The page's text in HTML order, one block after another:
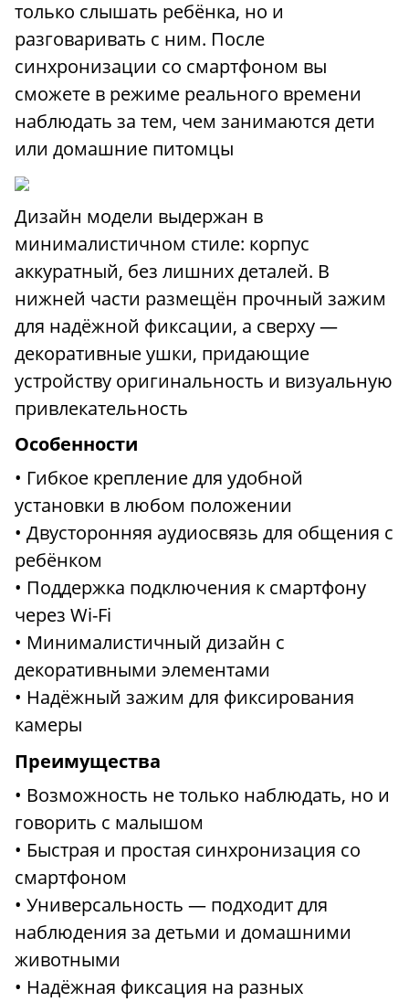
только слышать ребёнка, но и
разговаривать с ним. После
синхронизации со смартфоном вы
сможете в режиме реального времени
наблюдать за тем, чем занимаются дети
или домашние питомцы
Дизайн модели выдержан в
минималистичном стиле: корпус
аккуратный, без лишних деталей. В
нижней части размещён прочный зажим
для надёжной фиксации, а сверху —
декоративные ушки, придающие
устройству оригинальность и визуальную
привлекательность
Особенности
• Гибкое крепление для удобной
установки в любом положении
• Двусторонняя аудиосвязь для общения с
ребёнком
• Поддержка подключения к смартфону
через Wi-Fi
• Минималистичный дизайн с
декоративными элементами
• Надёжный зажим для фиксирования
камеры
Преимущества
• Возможность не только наблюдать, но и
говорить с малышом
• Быстрая и простая синхронизация со
смартфоном
• Универсальность — подходит для
наблюдения за детьми и домашними
животными
• Надёжная фиксация на разных